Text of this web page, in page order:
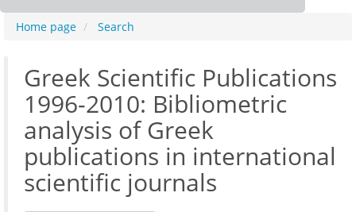
Home page Search
Greek Scientific Publications
1996-2010: Bibliometric
analysis of Greek
publications in international
scientific journals